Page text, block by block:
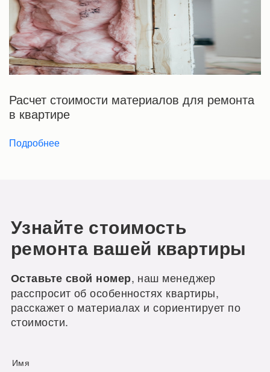
Расчет стоимости материалов для ремонта
в квартире
Подробнее
Узнайте стоимость
ремонта вашей квартиры
Оставьте свой номер, наш менеджер
расспросит об особенностях квартиры,
расскажет о материалах и сориентирует по
стоимости.
Имя